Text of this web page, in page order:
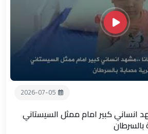
2026-07-05
انساني كبير امام ممثل السيستاني
بالسرطان